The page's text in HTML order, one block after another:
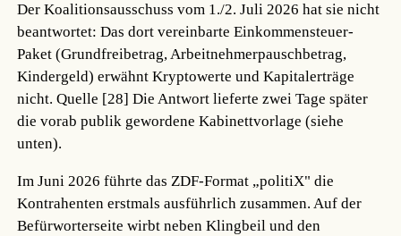
Der Koalitionsausschuss vom 1./2. Juli 2026 hat sie nicht
beantwortet: Das dort vereinbarte Einkommensteuer-
Paket (Grundfreibetrag, Arbeitnehmerpauschbetrag,
Kindergeld) erwähnt Kryptowerte und Kapitalerträge
nicht.Quelle [28] Die Antwort lieferte zwei Tage später
die vorab publik gewordene Kabinettvorlage (siehe
unten).
Im Juni 2026 führte das ZDF-Format „politiX" die
Kontrahenten erstmals ausführlich zusammen. Auf der
Befürworterseite wirbt neben Klingbeil und den